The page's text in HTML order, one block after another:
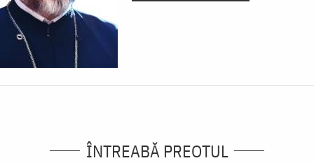
ÎNTREABĂ PREOTUL